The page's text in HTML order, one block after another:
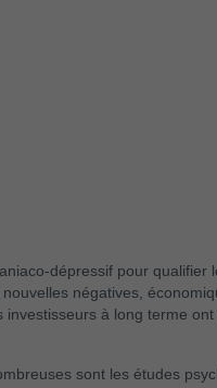
dépressif pour qualifier
négatives,
à long terme
sont les études